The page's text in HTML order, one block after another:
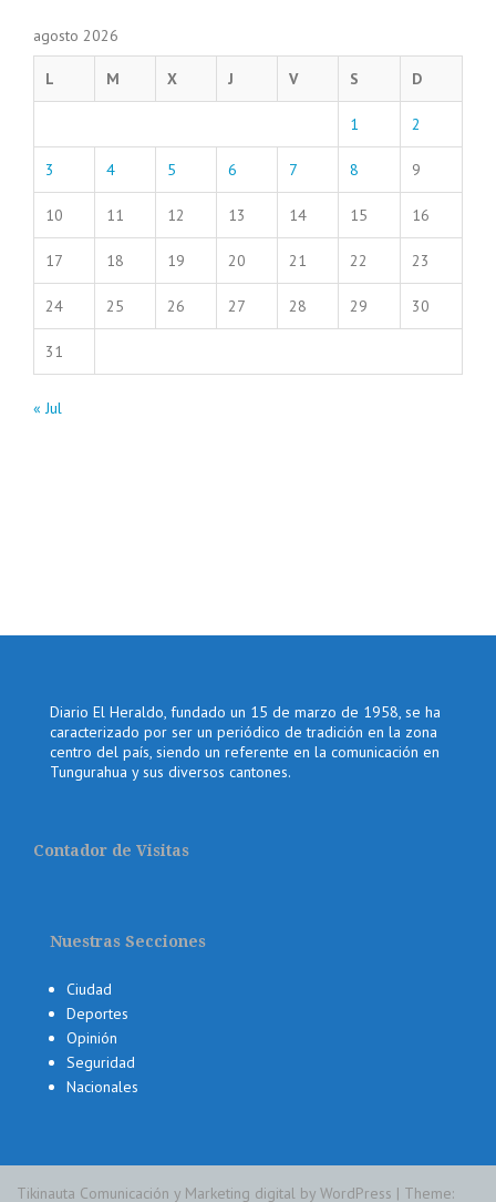
agosto 2026
L M X J V S D
1 2
3 4 5 6 7 8 9
10 11 12 13 14 15 16
17 18 19 20 21 22 23
24 25 26 27 28 29 30
31
« Jul
Diario El Heraldo, fundado un 15 de marzo de 1958, se ha
caracterizado por ser un periódico de tradición en la zona
centro del país, siendo un referente en la comunicación en
Tungurahua y sus diversos cantones.
Contador de Visitas
Nuestras Secciones
Ciudad
Deportes
Opinión
Seguridad
Nacionales
Tikinauta Comunicación y Marketing digital by WordPress | Theme: